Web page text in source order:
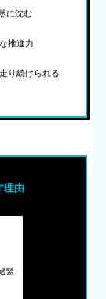
に沈む
推進力
り続けられる
理由
緊